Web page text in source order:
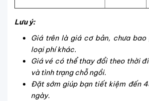
Lưu ý:
Giá trên là giá cơ bản, chưa
loại phí khác.
Giá vé có thể thay đổi theo thời
và tình trạng chỗ ngồi.
Đặt sớm giúp bạn tiết kiệm đến
ngày.